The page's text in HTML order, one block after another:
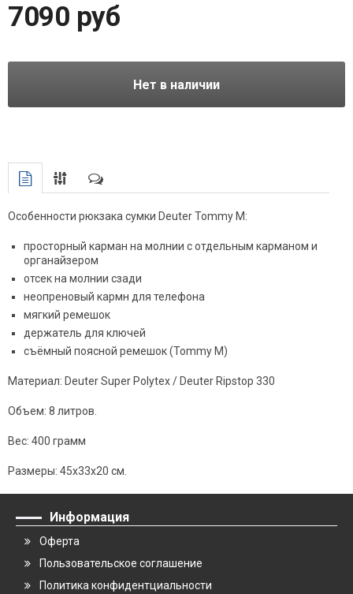
7090 руб
Нет в наличии
Особенности рюкзака сумки Deuter Tommy M:
просторный карман на молнии с отдельным карманом и
органайзером
отсек на молнии сзади
неопреновый кармн для телефона
мягкий ремешок
держатель для ключей
съёмный поясной ремешок (Tommy M)
Материал: Deuter Super Polytex / Deuter Ripstop 330
Объем: 8 литров.
Вес: 400 грамм
Размеры: 45х33х20 см.
Информация
Оферта
Пользовательское соглашение
Политика конфидентциальности